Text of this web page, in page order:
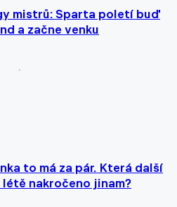
mistrů: Sparta poletí buď
a začne venku
to má za pár. Která další
nakročeno jinam?